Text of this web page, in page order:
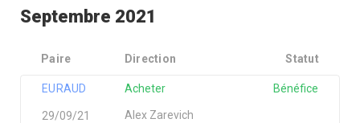
Septembre 2021
Paire Direction Statut
EURAUD
Alex Zarevich
Acheter
29/09/21
Bénéfice